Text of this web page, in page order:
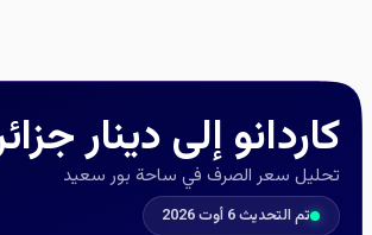
كاردانو إلى دينار
تحليل سعر الصرف في ساحة بور سعيد
تم التحديث 6 أوت 2026